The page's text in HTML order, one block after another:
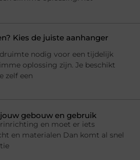
Kies de juiste aanhanger
nodig voor een tijdelijk
oplossing zijn. Je beschikt
zelf een
gebouw en gebruik
en moet er iets
en materialen Dan komt al snel